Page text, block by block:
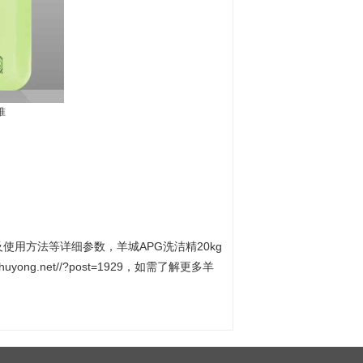
用方法等详细参数，羊城APG洗洁精20kg
?post=1929，如需了解更多羊